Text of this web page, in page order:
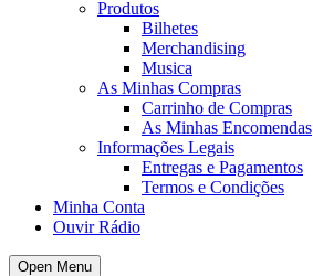
Produtos
Bilhetes
Merchandising
Musica
As Minhas Compras
Carrinho de Compras
As Minhas Encomendas
Informações Legais
Entregas e Pagamentos
Termos e Condições
Minha Conta
Ouvir Rádio
Open Menu